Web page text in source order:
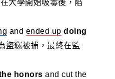
大學開始吸毒後，陷
and ended up doing
盜竊被捕，最終在監
honors and cut the